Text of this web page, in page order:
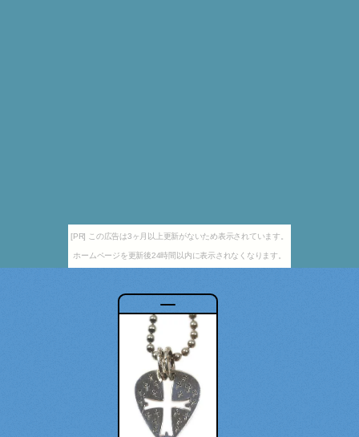
[PR] この広告は3ヶ月以上更新がないため表示されています。
ホームページを更新後24時間以内に表示されなくなります。